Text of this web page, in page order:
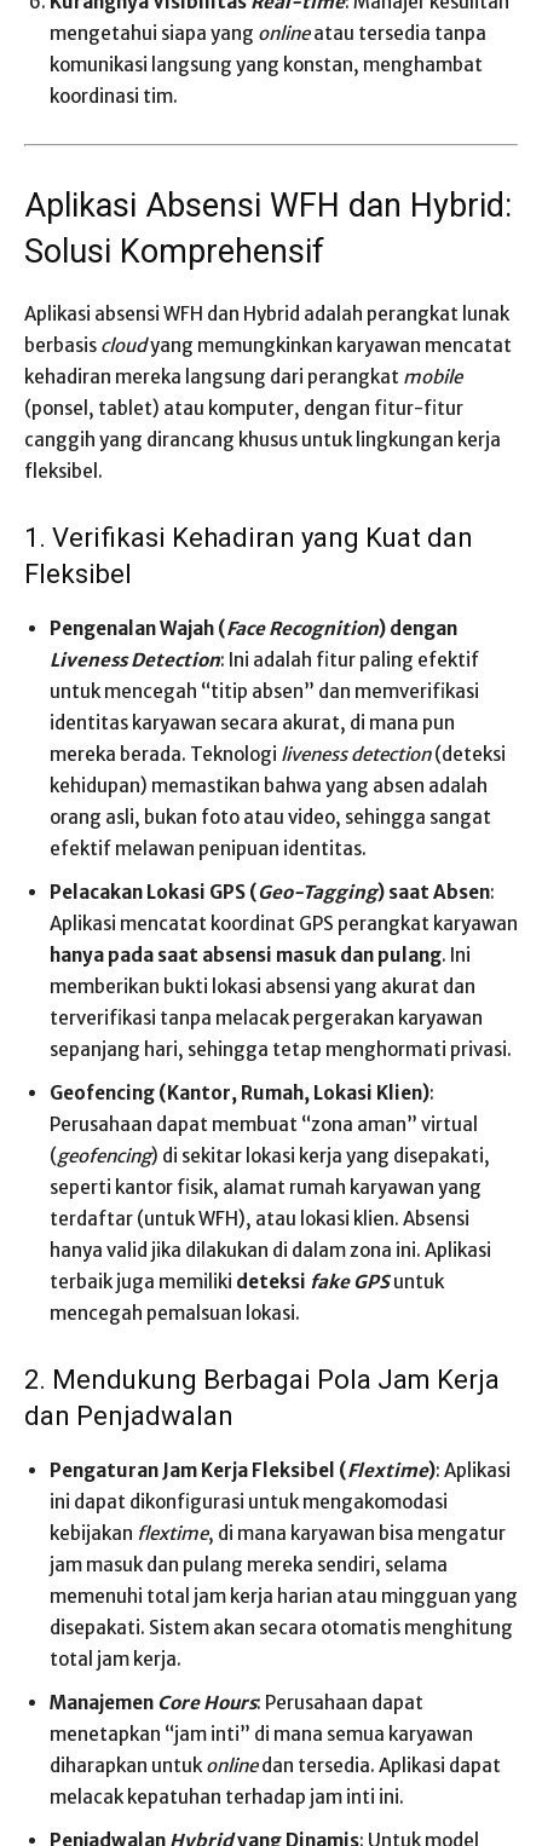
mengetahui siapa yang onlineatau tersedia tanpa
komunikasi langsung yang konstan, menghambat
koordinasi tim.
Aplikasi Absensi WFH dan Hybrid:
Solusi Komprehensif
Aplikasi absensi WFH dan Hybrid adalah perangkat lunak
berbasis cloudyang memungkinkan karyawan mencatat
kehadiran mereka langsung dari perangkat mobile
(ponsel, tablet) atau komputer, dengan fitur-fitur
canggih yang dirancang khusus untuk lingkungan kerja
fleksibel.
1. Verifikasi Kehadiran yang Kuat dan
Fleksibel
Pengenalan Wajah (Face Recognition) dengan
Liveness Detection: Ini adalah fitur paling efektif
untuk mencegah “titip absen” dan memverifikasi
identitas karyawan secara akurat, di mana pun
mereka berada. Teknologi liveness detection(deteksi
kehidupan) memastikan bahwa yang absen adalah
orang asli, bukan foto atau video, sehingga sangat
efektif melawan penipuan identitas.
Pelacakan Lokasi GPS (Geo-Tagging) saat Absen:
Aplikasi mencatat koordinat GPS perangkat karyawan
hanya pada saat absensi masuk dan pulang. Ini
memberikan bukti lokasi absensi yang akurat dan
terverifikasi tanpa melacak pergerakan karyawan
sepanjang hari, sehingga tetap menghormati privasi.
Geofencing (Kantor, Rumah, Lokasi Klien):
Perusahaan dapat membuat “zona aman” virtual
(geofencing) di sekitar lokasi kerja yang disepakati,
seperti kantor fisik, alamat rumah karyawan yang
terdaftar (untuk WFH), atau lokasi klien. Absensi
hanya valid jika dilakukan di dalam zona ini. Aplikasi
terbaik juga memiliki deteksi fake GPSuntuk
mencegah pemalsuan lokasi.
2. Mendukung Berbagai Pola Jam Kerja
dan Penjadwalan
Pengaturan Jam Kerja Fleksibel (Flextime): Aplikasi
ini dapat dikonfigurasi untuk mengakomodasi
kebijakan flextime, di mana karyawan bisa mengatur
jam masuk dan pulang mereka sendiri, selama
memenuhi total jam kerja harian atau mingguan yang
disepakati. Sistem akan secara otomatis menghitung
total jam kerja.
Manajemen Core Hours: Perusahaan dapat
menetapkan “jam inti” di mana semua karyawan
diharapkan untukonlinedan tersedia. Aplikasi dapat
melacak kepatuhan terhadap jam inti ini.
Penjadwalan Hybridyang Dinamis: Untuk model